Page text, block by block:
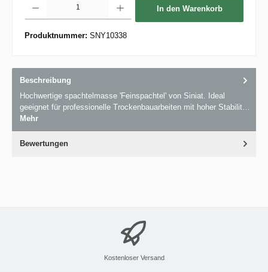
In den Warenkorb
Produktnummer: SNY10338
Beschreibung
Hochwertige spachtelmasse 'Feinspachtel' von Siniat. Ideal
geeignet für professionelle Trockenbauarbeiten mit hoher Stabilit…
Mehr
Bewertungen
Kostenloser Versand